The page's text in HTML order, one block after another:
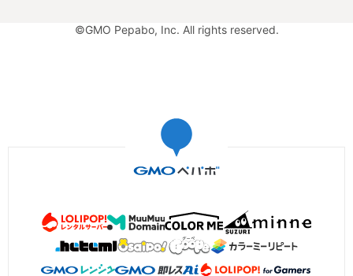
©GMO Pepabo, Inc. All rights reserved.